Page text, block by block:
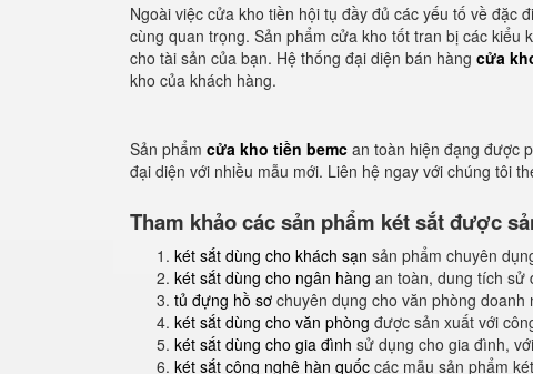
Ngoài việc cửa kho tiền hội tụ đầy đủ các yếu tố về đặc
cùng quan trọng. Sản phẩm cửa kho tốt tran bị các
cho tài sản của bạn. Hệ thống đại diện bán hàng cửa
kho của khách hàng.
Sản phẩm cửa kho tiền bemc an toàn hiện đạng được
đại diện với nhiều mẫu mới. Liên hệ ngay với chúng tôi
Tham khảo các sản phẩm két sắt được
két sắt dùng cho khách sạn sản phẩm chuyên
két sắt dùng cho ngân hàng an toàn, dung tích sử
tủ đựng hồ sơ chuyên dụng cho văn phòng doanh
két sắt dùng cho văn phòng được sản xuất với
két sắt dùng cho gia đình sử dụng cho gia đình,
két sắt công nghệ hàn quốc các mẫu sản phẩm